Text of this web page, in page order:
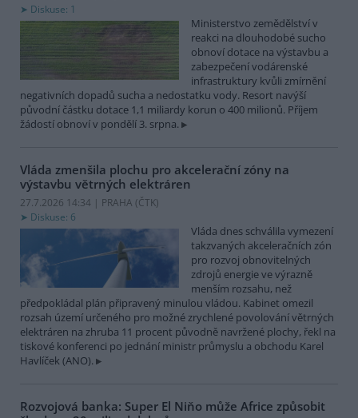
Diskuse: 1
Ministerstvo zemědělství v
reakci na dlouhodobé sucho
obnoví dotace na výstavbu a
zabezpečení vodárenské
infrastruktury kvůli zmírnění
negativních dopadů sucha a nedostatku vody. Resort navýší
původní částku dotace 1,1 miliardy korun o 400 milionů. Příjem
žádostí obnoví v pondělí 3. srpna.
Vláda zmenšila plochu pro akcelerační zóny na
výstavbu větrných elektráren
27.7.2026 14:34 | PRAHA (ČTK)
Diskuse: 6
Vláda dnes schválila vymezení
takzvaných akceleračních zón
pro rozvoj obnovitelných
zdrojů energie ve výrazně
menším rozsahu, než
předpokládal plán připravený minulou vládou. Kabinet omezil
rozsah území určeného pro možné zrychlené povolování větrných
elektráren na zhruba 11 procent původně navržené plochy, řekl na
tiskové konferenci po jednání ministr průmyslu a obchodu Karel
Havlíček (ANO).
Rozvojová banka: Super El Niňo může Africe způsobit